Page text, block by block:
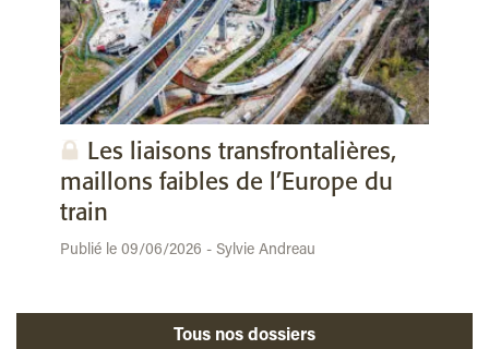
Les liaisons transfrontalières,
maillons faibles de l’Europe du
train
Publié le 09/06/2026 - Sylvie Andreau
Tous nos dossiers